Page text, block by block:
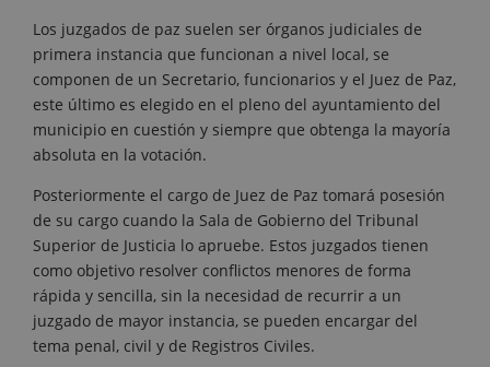
Los juzgados de paz suelen ser órganos judiciales de
primera instancia que funcionan a nivel local, se
componen de un Secretario, funcionarios y el Juez de Paz,
este último es elegido en el pleno del ayuntamiento del
municipio en cuestión y siempre que obtenga la mayoría
absoluta en la votación.
Posteriormente el cargo de Juez de Paz tomará posesión
de su cargo cuando la Sala de Gobierno del Tribunal
Superior de Justicia lo apruebe. Estos juzgados tienen
como objetivo resolver conflictos menores de forma
rápida y sencilla, sin la necesidad de recurrir a un
juzgado de mayor instancia, se pueden encargar del
tema penal, civil y de Registros Civiles.